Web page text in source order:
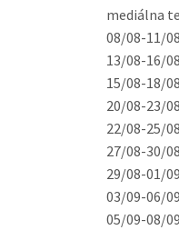
mediálna
08/08-11/08
13/08-16/08
15/08-18/08
20/08-23/08
22/08-25/08
27/08-30/08
29/08-01/09
03/09-06/09
05/09-08/09